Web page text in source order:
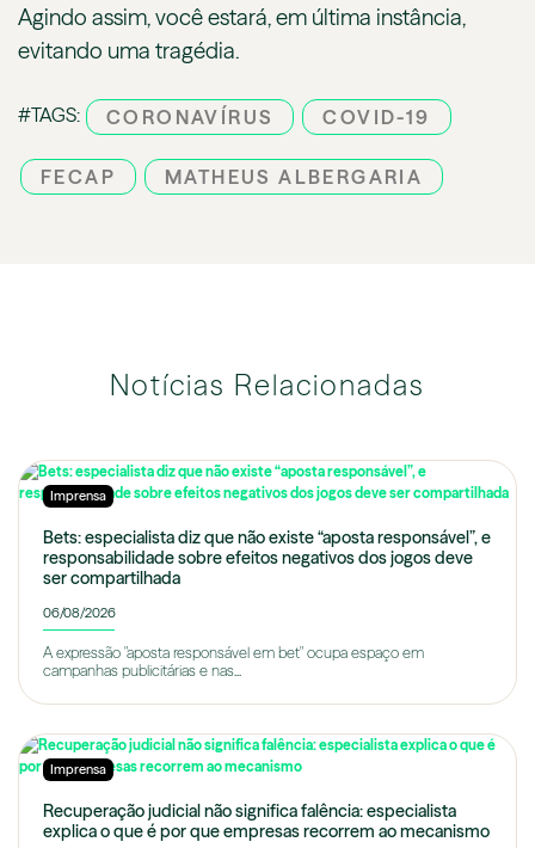
Agindo assim, você estará, em última instância,
evitando uma tragédia.
#TAGS: CORONAVÍRUS COVID-19
FECAP MATHEUS ALBERGARIA
Notícias Relacionadas
Imprensa
Bets: especialista diz que não existe “aposta responsável”, e
responsabilidade sobre efeitos negativos dos jogos deve
ser compartilhada
06/08/2026
A expressão "aposta responsável em bet" ocupa espaço em
campanhas publicitárias e nas...
Imprensa
Recuperação judicial não significa falência: especialista
explica o que é por que empresas recorrem ao mecanismo